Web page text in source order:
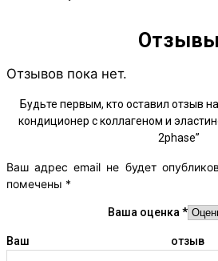
Отзывы
Отзывов пока нет.
Будьте первым, кто оставил отзыв
кондиционер с коллагеном и
2phase”
Ваш адрес email не будет
помечены *
Ваша оценка *
Ваш